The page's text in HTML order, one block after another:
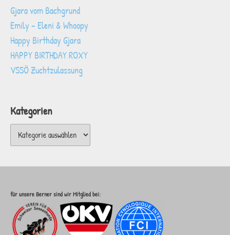
Gjara vom Bachgrund
Emily – Eleni & Whoopy
Happy Birthday Gjara
HAPPY BIRTHDAY ROXY
VSSÖ Zuchtzulassung
Kategorien
Kategorien
für unsere Berner sind wir Mitglied bei: